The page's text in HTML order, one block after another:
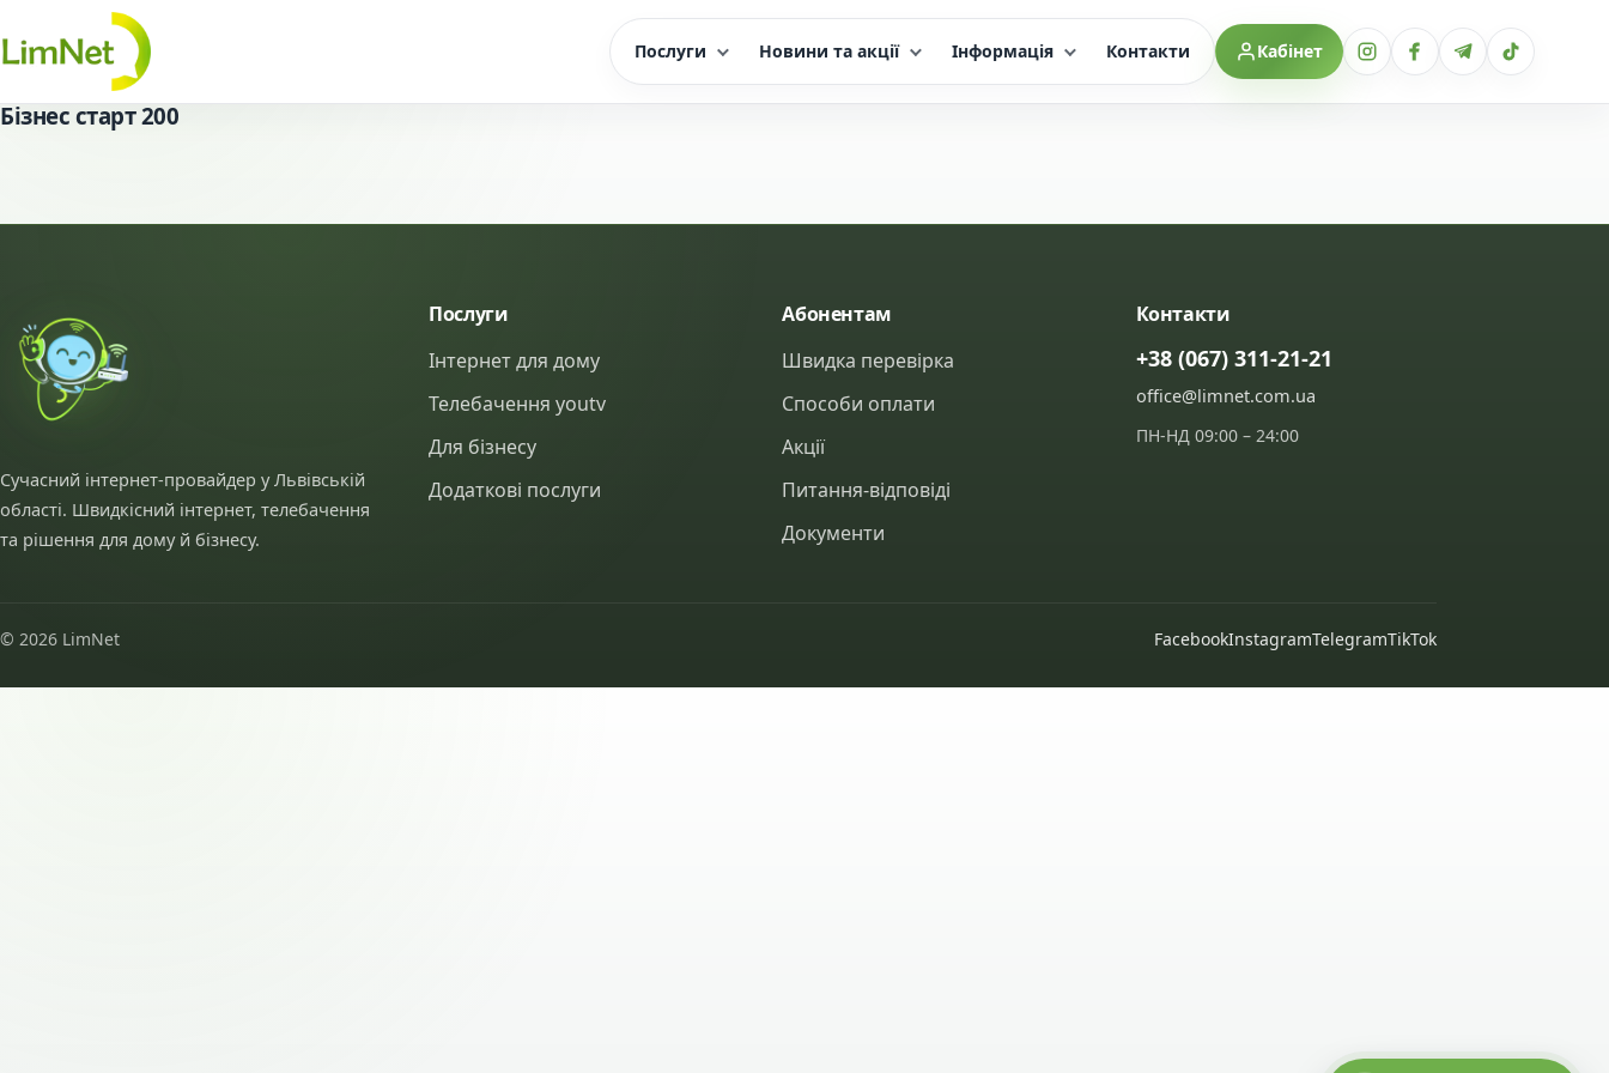
Перейти до контенту
Послуги Новини та акції Інформація Контакти Кабінет
Бізнес старт 200
Сучасний інтернет-провайдер у Львівській
області. Швидкісний інтернет, телебачення
та рішення для дому й бізнесу.
Послуги
Інтернет для дому
Телебачення youtv
Для бізнесу
Додаткові послуги
Абонентам
Швидка перевірка
Способи оплати
Акції
Питання-відповіді
Документи
Контакти
+38 (067) 311-21-21
office@limnet.com.ua
ПН-НД 09:00 – 24:00
© 2026 LimNet FacebookInstagramTelegramTikTok